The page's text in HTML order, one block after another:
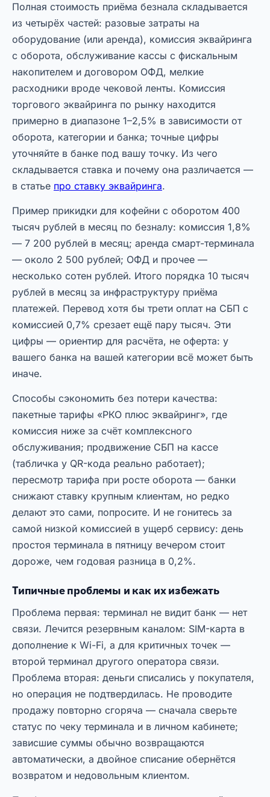
Полная стоимость приёма безнала складывается
из четырёх частей: разовые затраты на
оборудование (или аренда), комиссия эквайринга
с оборота, обслуживание кассы с фискальным
накопителем и договором ОФД, мелкие
расходники вроде чековой ленты. Комиссия
торгового эквайринга по рынку находится
примерно в диапазоне 1–2,5% в зависимости от
оборота, категории и банка; точные цифры
уточняйте в банке под вашу точку. Из чего
складывается ставка и почему она различается —
в статье про ставку эквайринга.
Пример прикидки для кофейни с оборотом 400
тысяч рублей в месяц по безналу: комиссия 1,8%
— 7 200 рублей в месяц; аренда смарт-терминала
— около 2 500 рублей; ОФД и прочее —
несколько сотен рублей. Итого порядка 10 тысяч
рублей в месяц за инфраструктуру приёма
платежей. Перевод хотя бы трети оплат на СБП с
комиссией 0,7% срезает ещё пару тысяч. Эти
цифры — ориентир для расчёта, не оферта: у
вашего банка на вашей категории всё может быть
иначе.
Способы сэкономить без потери качества:
пакетные тарифы «РКО плюс эквайринг», где
комиссия ниже за счёт комплексного
обслуживания; продвижение СБП на кассе
(табличка у QR-кода реально работает);
пересмотр тарифа при росте оборота — банки
снижают ставку крупным клиентам, но редко
делают это сами, попросите. И не гонитесь за
самой низкой комиссией в ущерб сервису: день
простоя терминала в пятницу вечером стоит
дороже, чем годовая разница в 0,2%.
Типичные проблемы и как их избежать
Проблема первая: терминал не видит банк — нет
связи. Лечится резервным каналом: SIM-карта в
дополнение к Wi-Fi, а для критичных точек —
второй терминал другого оператора связи.
Проблема вторая: деньги списались у покупателя,
но операция не подтвердилась. Не проводите
продажу повторно сгоряча — сначала сверьте
статус по чеку терминала и в личном кабинете;
зависшие суммы обычно возвращаются
автоматически, а двойное списание обернётся
возвратом и недовольным клиентом.